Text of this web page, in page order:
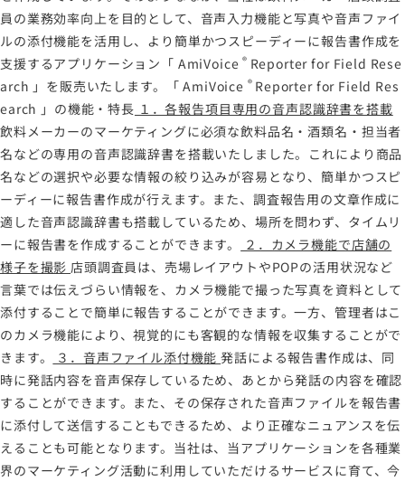
員の業務効率向上を目的として、音声入力機能と写真や音声ファイ
ルの添付機能を活用し、より簡単かつスピーディーに報告書作成を
支援するアプリケーション「 AmiVoice® Reporter for Field Rese
arch 」を販売いたします。「AmiVoice ® Reporter for Field Res
earch 」の機能・特長 １．各報告項目専用の音声認識辞書を搭載
飲料メーカーのマーケティングに必須な飲料品名・酒類名・担当者
名などの専用の音声認識辞書を搭載いたしました。これにより商品
名などの選択や必要な情報の絞り込みが容易となり、簡単かつスピ
ーディーに報告書作成が行えます。また、調査報告用の文章作成に
適した音声認識辞書も搭載しているため、場所を問わず、タイムリ
ーに報告書を作成することができます。
２．カメラ機能で店舗の
様子を撮影店頭調査員は、売場レイアウトやPOPの活用状況など
言葉では伝えづらい情報を、カメラ機能で撮った写真を資料として
添付することで簡単に報告することができます。一方、管理者はこ
のカメラ機能により、視覚的にも客観的な情報を収集することがで
きます。
３．音声ファイル添付機能発話による報告書作成は、同
時に発話内容を音声保存しているため、あとから発話の内容を確認
することができます。また、その保存された音声ファイルを報告書
に添付して送信することもできるため、より正確なニュアンスを伝
えることも可能となります。当社は、当アプリケーションを各種業
界のマーケティング活動に利用していただけるサービスに育て、今